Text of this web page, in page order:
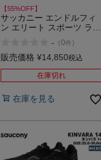
【55%OFF】
サッカニー エンドルフィ
ン エリート スポーツ ラン
ー Saucony ENDORPHIN
ELITE 30 35 13 126 アウ
-（0件 ）
販売価格 ¥14,850税込
在庫切れ
在庫を見る